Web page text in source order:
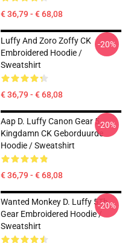
€ 36,79 - € 68,08
Luffy And Zoro Zoffy CK
Embroidered Hoodie /
Sweatshirt
€ 36,79 - € 68,08
-20%
Aap D. Luffy Canon Gear 5
Kingdamn CK Geborduurde
Hoodie / Sweatshirt
€ 36,79 - € 68,08
-20%
Wanted Monkey D. Luffy 5Th
Gear Embroidered Hoodie /
Sweatshirt
-20%